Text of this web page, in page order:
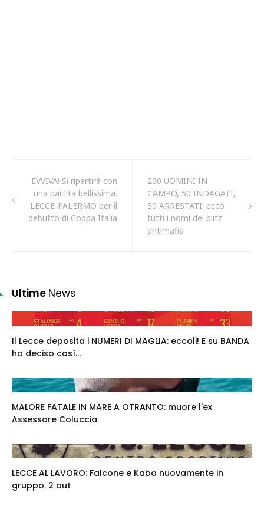
EVVIVA! Si ripartirà con
una partita bellissima.
LECCE-PALERMO per il
debutto di Coppa Italia
200 UOMINI IN
CAMPO, 50 INDAGATI,
30 ARRESTATI: ecco
tutti i nomi del blitz
antimafia
Ultime News
Il Lecce deposita i NUMERI DI MAGLIA: eccoli! E su BANDA
ha deciso così...
MALORE FATALE IN MARE A OTRANTO: muore l'ex
Assessore Coluccia
LECCE AL LAVORO: Falcone e Kaba nuovamente in
gruppo. 2 out